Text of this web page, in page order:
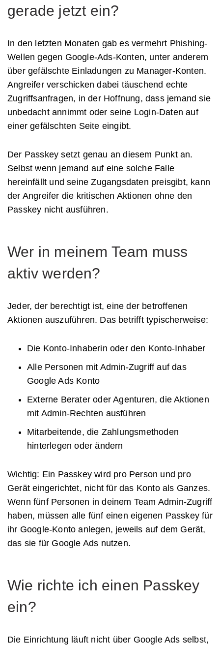
gerade jetzt ein?
In den letzten Monaten gab es vermehrt Phishing-
Wellen gegen Google-Ads-Konten, unter anderem
über gefälschte Einladungen zu Manager-Konten.
Angreifer verschicken dabei täuschend echte
Zugriffsanfragen, in der Hoffnung, dass jemand sie
unbedacht annimmt oder seine Login-Daten auf
einer gefälschten Seite eingibt.
Der Passkey setzt genau an diesem Punkt an.
Selbst wenn jemand auf eine solche Falle
hereinfällt und seine Zugangsdaten preisgibt, kann
der Angreifer die kritischen Aktionen ohne den
Passkey nicht ausführen.
Wer in meinem Team muss
aktiv werden?
Jeder, der berechtigt ist, eine der betroffenen
Aktionen auszuführen. Das betrifft typischerweise:
Die Konto-Inhaberin oder den Konto-Inhaber
Alle Personen mit Admin-Zugriff auf das
Google Ads Konto
Externe Berater oder Agenturen, die Aktionen
mit Admin-Rechten ausführen
Mitarbeitende, die Zahlungsmethoden
hinterlegen oder ändern
Wichtig: Ein Passkey wird pro Person und pro
Gerät eingerichtet, nicht für das Konto als Ganzes.
Wenn fünf Personen in deinem Team Admin-Zugriff
haben, müssen alle fünf einen eigenen Passkey für
ihr Google-Konto anlegen, jeweils auf dem Gerät,
das sie für Google Ads nutzen.
Wie richte ich einen Passkey
ein?
Die Einrichtung läuft nicht über Google Ads selbst,